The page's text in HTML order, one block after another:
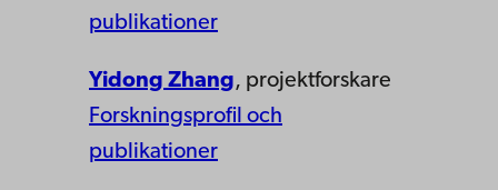
publikationer
Yidong Zhang, projektforskare
Forskningsprofil och
publikationer